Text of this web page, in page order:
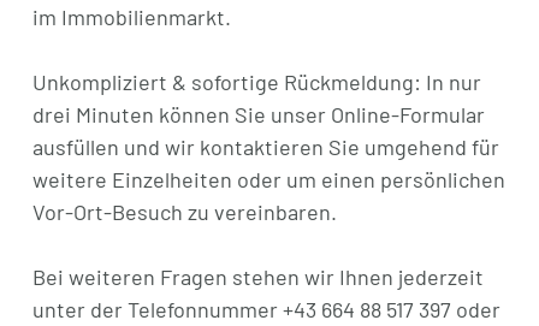
im Immobilienmarkt.
Unkompliziert & sofortige Rückmeldung: In nur
drei Minuten können Sie unser Online-Formular
ausfüllen und wir kontaktieren Sie umgehend für
weitere Einzelheiten oder um einen persönlichen
Vor-Ort-Besuch zu vereinbaren.
Bei weiteren Fragen stehen wir Ihnen jederzeit
unter der Telefonnummer +43 664 88 517 397 oder